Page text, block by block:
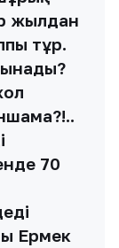
жылдан
тұр.
70
Ермек